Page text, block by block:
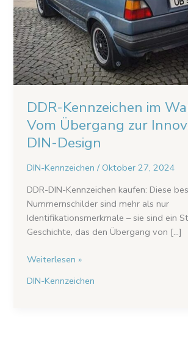
DDR-Kennzeichen im
Vom Übergang zur
DIN-Design
DIN-Kennzeichen /Oktober 27, 2024
DDR-DIN-Kennzeichen kaufen: Diese
Nummernschilder sind mehr als nur
Identifikationsmerkmale – sie sind ein
Geschichte, das den Übergang von […]
Innovation
im
DIN-
Design
Weiterlesen »
DIN-Kennzeichen